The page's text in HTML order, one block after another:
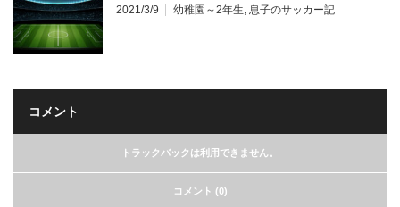
2021/3/9 幼稚園～2年生 息子のサッカー記
コメント
トラックバックは利用できません。
コメント (0)